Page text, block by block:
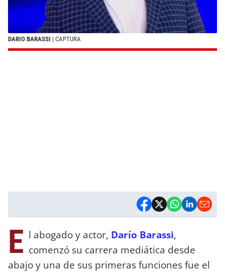
DARIO BARASSI | CAPTURA
E l abogado y actor, Darío Barassi,
comenzó su carrera mediática desde
abajo y una de sus primeras funciones fue el